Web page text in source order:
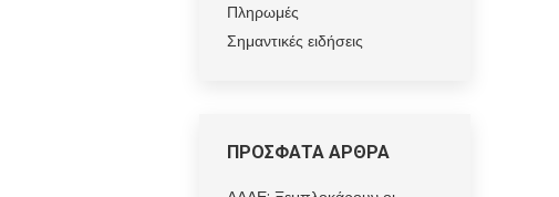
Πληρωμές
Σημαντικές ειδήσεις
ΠΡΟΣΦΑΤΑ ΑΡΘΡΑ